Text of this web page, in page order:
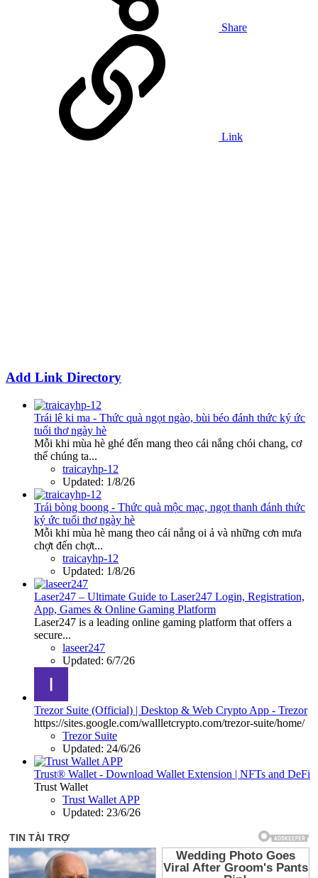
Share
Link
Add Link Directory
Trái lê ki ma - Thức quà ngọt ngào, bùi béo đánh thức ký ức
tuổi thơ ngày hè
Mỗi khi mùa hè ghé đến mang theo cái nắng chói chang, cơ
thể chúng ta...
traicayhp-12
Updated: 1/8/26
Trái bòng boong - Thức quà mộc mạc, ngọt thanh đánh thức
ký ức tuổi thơ ngày hè
Mỗi khi mùa hè mang theo cái nắng oi ả và những cơn mưa
chợt đến chợt...
traicayhp-12
Updated: 1/8/26
Laser247 – Ultimate Guide to Laser247 Login, Registration,
App, Games & Online Gaming Platform
Laser247 is a leading online gaming platform that offers a
secure...
laseer247
Updated: 6/7/26
Trezor Suite (Official) | Desktop & Web Crypto App - Trezor
https://sites.google.com/wallletcrypto.com/trezor-suite/home/
Trezor Suite
Updated: 24/6/26
Trust® Wallet - Download Wallet Extension | NFTs and DeFi
Trust Wallet
Trust Wallet APP
Updated: 23/6/26